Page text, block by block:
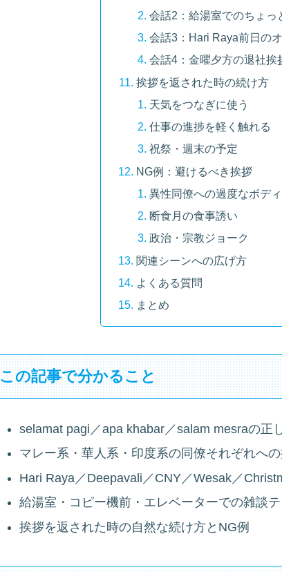
会話2：給湯室でのちょっ
会話3：Hari Raya前日の
会話4：金曜夕方の退社挨
挨拶を返された時の続け方
天気をつなぎに使う
仕事の進捗を軽く触れる
祝祭・週末の予定
NG例：避けるべき挨拶
異性同僚への過度なボデ
断食月の食事誘い
政治・宗教ジョーク
関連シーンへの広げ方
よくある質問
まとめ
この記事で分かること
selamat pagi／apa khabar／salam mesraの正
マレー系・華人系・印度系の同僚それぞれへ
Hari Raya／Deepavali／CNY／Wesak／
給湯室・コピー機前・エレベーターでの雑談テ
挨拶を返された時の自然な続け方とNG例